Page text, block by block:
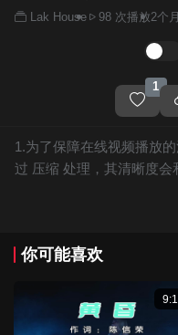
Lak House 98 次播放2个
1
1.为了保障在线视频播放
过 压缩 处理，其清晰度
保证高清晰。
3.如果你喜欢 《【
LakHouse Mix国语女)》
4.如果您发现 《【
你可能喜欢